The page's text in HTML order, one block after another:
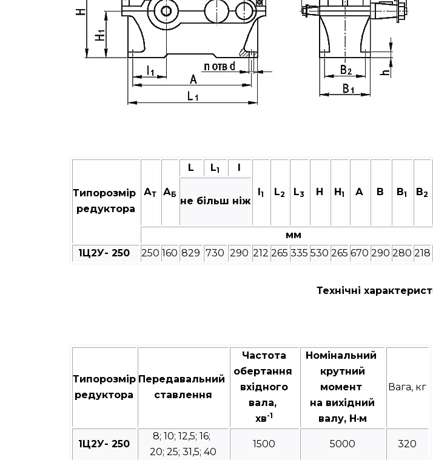
Типорозмір
редуктора
АТ АБ
L L1
1 L2 L3 Н H 1 А В B1 B2
не більш ніж
мм
1Ц2У- 250
250 160 829 730 290 212 265 335 530 265 670 290 280 218
Технічні
Типорозмір
редуктора
Передавальний
ставлення
Частота
обертання
вхідного
вала,
хв-1
Номінальний
крутний
момент
на вихідний
валу, Н·м
Вага, кг
1Ц2У- 250
8; 10; 12,5; 16;
20; 25; 31,5; 40
1500 5000 320